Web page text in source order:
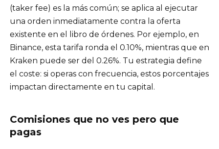
(taker fee) es la más común; se aplica al ejecutar
una orden inmediatamente contra la oferta
existente en el libro de órdenes. Por ejemplo, en
Binance, esta tarifa ronda el 0.10%, mientras que en
Kraken puede ser del 0.26%. Tu estrategia define
el coste: si operas con frecuencia, estos porcentajes
impactan directamente en tu capital.
Comisiones que no ves pero que
pagas